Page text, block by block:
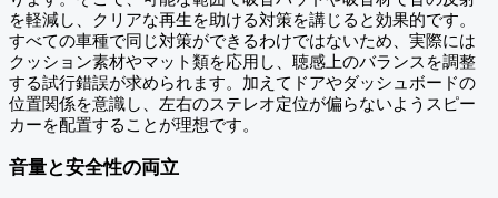
を軽減し、クリアな再生を助ける対策を講じると効果的です。
すべての車種で同じ対策ができるわけではないため、実際には
クッション素材やマット類を応用し、聴感上のバランスを調整
する試行錯誤が求められます。加えてドアやダッシュボードの
位置関係を意識し、左右のステレオ定位が偏らないようスピー
カーを配置することが理想です。
音量と安全性の両立